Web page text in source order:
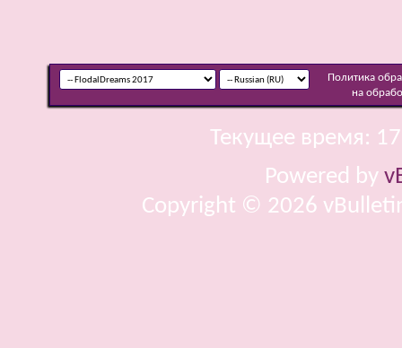
Политика
на
Текущее время:
Powered by
Copyright © 2026